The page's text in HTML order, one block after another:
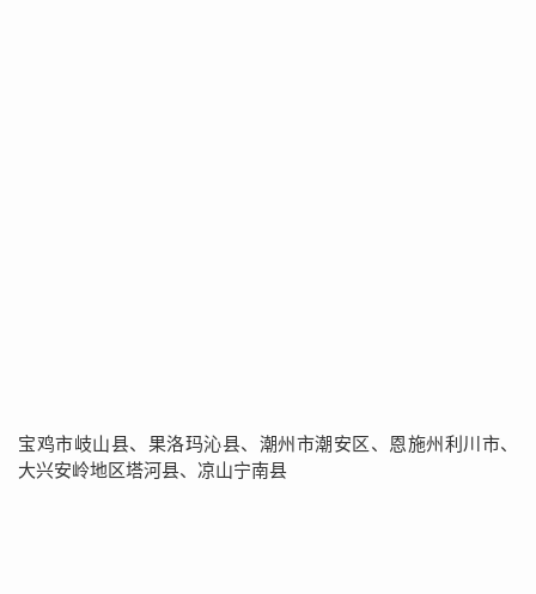
宝鸡市岐山县、果洛玛沁县、潮州市潮安区、恩施州利川市、
大兴安岭地区塔河县、凉山宁南县